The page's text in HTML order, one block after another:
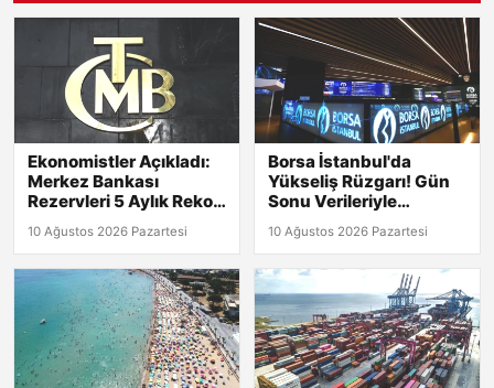
Ekonomistler Açıkladı:
Merkez Bankası
Rezervleri 5 Aylık Rekor
Kırdı!
10 Ağustos 2026 Pazartesi
Borsa İstanbul'da
Yükseliş Rüzgarı! Gün
Sonu Verileriyle
Detaylar Burada!
10 Ağustos 2026 Pazartesi